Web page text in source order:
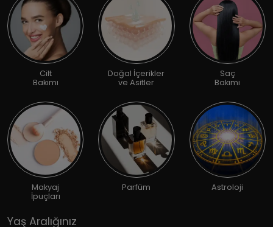
Cilt
Bakımı
Doğal İçerikler
ve Asitler
Saç
Bakımı
Makyaj
İpuçları
Parfüm Astroloji
Yaş Aralığınız